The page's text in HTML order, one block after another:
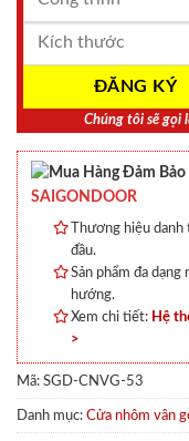
Chúng tôi sẽ gọi
SAIGONDOOR
Thương hiệu
đầu.
Sản phẩm đa
hướng.
Xem chi tiết: Hệ
>
Mã: SGD-CNVG-53
Danh mục: Cửa nhôm vân